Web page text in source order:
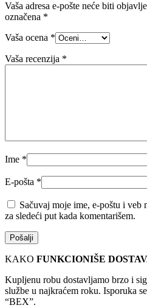
Vaša adresa e-pošte neće biti
označena *
Vaša ocena *
Vaša recenzija *
Ime *
E-pošta *
Sačuvaj moje ime, e-poštu i veb
za sledeći put kada komentarišem.
KAKO FUNKCIONIŠE
Kupljenu robu dostavljamo brzo i
službe u najkraćem roku. Isporuka
“BEX”.